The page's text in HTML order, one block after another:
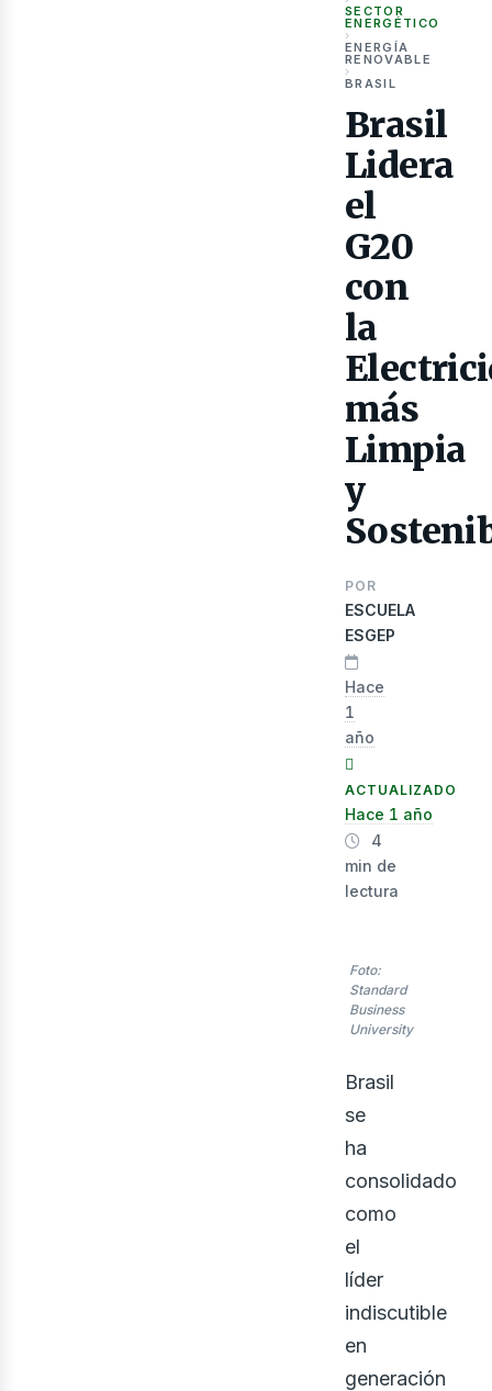
SECTOR
ENERGÉTICO
›
ENERGÍA
RENOVABLE
›
BRASIL
Brasil
Lidera
el
G20
con
la
más
Limpia
y
POR
ESCUELA
ESGEP
Hace
1
año
ACTUALIZADO
Hace 1 año
4
min de
lectura
Foto:
Standard
Business
University
Brasil
se
ha
consolidado
como
el
líder
indiscutible
en
generación